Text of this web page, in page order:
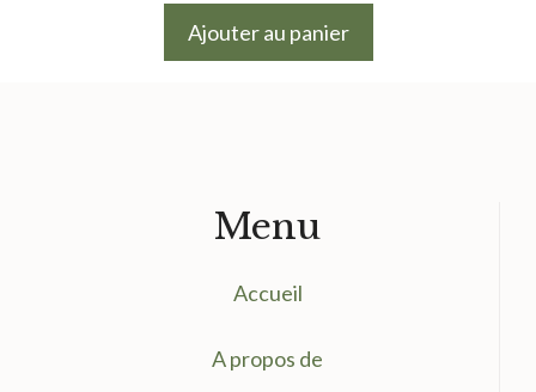
Ajouter au panier
Menu
Accueil
A propos de